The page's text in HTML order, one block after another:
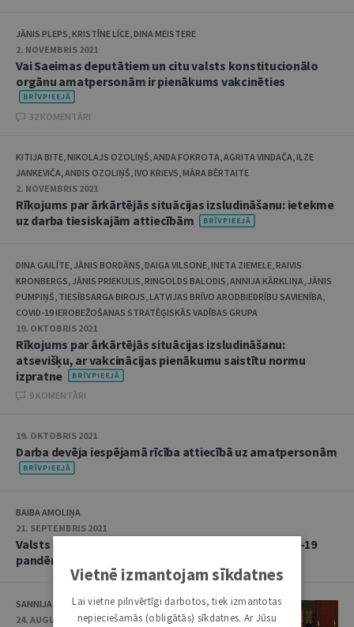
JĀNIS PLEPS, KRISTĪNE LĪCE, DINA MEISTERE
2. NOVEMBRIS 2021
Vai Saeimas deputātiem un citu valsts konstitucionālo
orgānu amatpersonām ir pienākums vakcinēties
32 KOMENTĀRI
KITIJA BITE, NIKOLAJS OZOLIŅŠ, ANDA FOKROTA, AGRITA VINDAČA, ILZE
JANKEVIČA, ANDIS OZOLIŅŠ, IVO KRIEVS, MĀRA BĒRTAITE
2. NOVEMBRIS 2021
Rīkojums par ārkārtējās situācijas izsludināšanu: ietekme
uz darba tiesiskajām attiecībām
DINA GAILĪTE, JĀNIS BORDĀNS, DAIGA VILSONE, INETA ZIEMELE, RAIVIS
KRONBERGS, JĀNIS PRIEKULIS, RINGOLDS BALODIS, ANNIJA KĀRKLIŅA, JĀNIS
PUMPIŅŠ, TIESĪBSARGA BIROJS, LATVIJAS BRĪVO ARODBIEDRĪBU SAVIENĪBA,
COVID-19 IEROBEŽOŠANAS STRATĒĢISKĀS VADĪBAS GRUPA
19. OKTOBRIS 2021
Rīkojums par ārkārtējās situācijas izsludināšanu:
atsevišķu, ar vakcinācijas pienākumu saistītu normu
izpratne
9 KOMENTĀRI
19. OKTOBRIS 2021
Darba devēja iespējamā rīcība attiecībā uz amatpersonām
BAIBA AMOLIŅA
21. SEPTEMBRIS 2021
Valsts atbalsta regulējums Eiropas Savienībā Covid-19
pandēmijas ietekmē
SANNIJA MATULE
24. AUGUSTS 2021
Vietnē izmantojam sīkdatnes
Lai vietne pilnvērtīgi darbotos, tiek izmantotas
nepieciešamās (obligātās) sīkdatnes. Ar Jūsu